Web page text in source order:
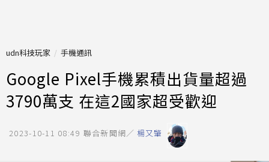
udn科技玩家 手機通訊
Google Pixel手機累積出貨量超過
3790萬支 在這2國家超受歡迎
2023-10-11 08:49 聯合新聞網／ 楊又肇